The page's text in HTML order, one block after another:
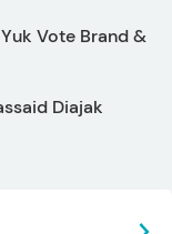
Vote Brand &
Diajak